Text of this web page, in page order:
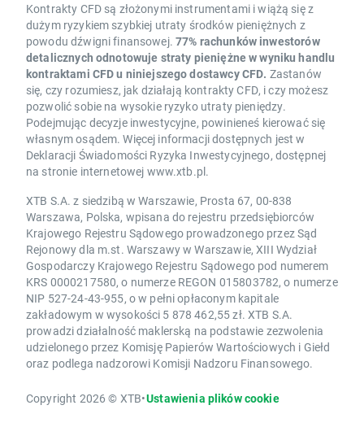
Kontrakty CFD są złożonymi instrumentami i wiążą się z
dużym ryzykiem szybkiej utraty środków pieniężnych z
powodu dźwigni finansowej. 77% rachunków inwestorów
detalicznych odnotowuje straty pieniężne w wyniku handlu
kontraktami CFD u niniejszego dostawcy CFD. Zastanów
się, czy rozumiesz, jak działają kontrakty CFD, i czy możesz
pozwolić sobie na wysokie ryzyko utraty pieniędzy.
Podejmując decyzje inwestycyjne, powinieneś kierować się
własnym osądem. Więcej informacji dostępnych jest w
Deklaracji Świadomości Ryzyka Inwestycyjnego, dostępnej
na stronie internetowej www.xtb.pl.
XTB S.A. z siedzibą w Warszawie, Prosta 67, 00-838
Warszawa, Polska, wpisana do rejestru przedsiębiorców
Krajowego Rejestru Sądowego prowadzonego przez Sąd
Rejonowy dla m.st. Warszawy w Warszawie, XIII Wydział
Gospodarczy Krajowego Rejestru Sądowego pod numerem
KRS 0000217580, o numerze REGON 015803782, o numerze
NIP 527-24-43-955, o w pełni opłaconym kapitale
zakładowym w wysokości 5 878 462,55 zł. XTB S.A.
prowadzi działalność maklerską na podstawie zezwolenia
udzielonego przez Komisję Papierów Wartościowych i Giełd
oraz podlega nadzorowi Komisji Nadzoru Finansowego.
Copyright 2026 © XTB•Ustawienia plików cookie